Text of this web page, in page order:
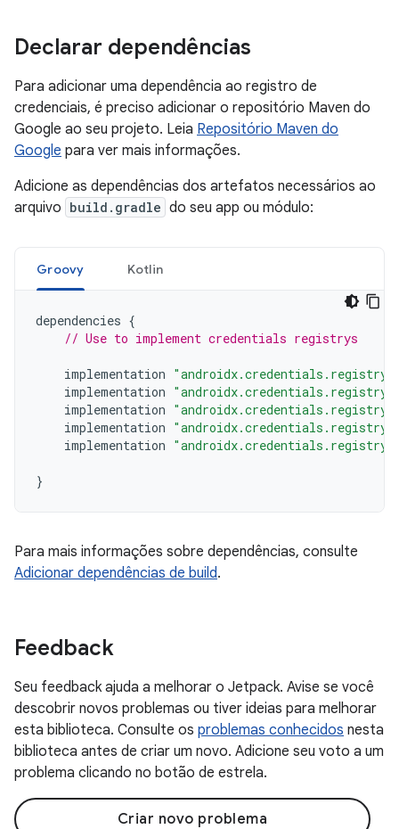
Declarar dependências
Para adicionar uma dependência ao registro de
credenciais, é preciso adicionar o repositório Maven do
Google ao seu projeto. Leia Repositório Maven do
Google para ver mais informações.
Adicione as dependências dos artefatos necessários ao
arquivo build.gradle do seu app ou módulo:
Groovy Kotlin
dependencies {
// Use to implement credentials registrys
implementation
implementation
implementation
implementation
implementation
}
Para mais informações sobre dependências, consulte
Adicionar dependências de build.
Feedback
Seu feedback ajuda a melhorar o Jetpack. Avise se você
descobrir novos problemas ou tiver ideias para melhorar
esta biblioteca. Consulte os problemas conhecidos nesta
biblioteca antes de criar um novo. Adicione seu voto a um
problema clicando no botão de estrela.
Criar novo problema